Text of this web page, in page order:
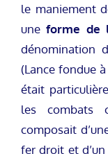
le maniement
uneforme de
dénomination
(Lance fondue
était
les combats
composait
fer droit et